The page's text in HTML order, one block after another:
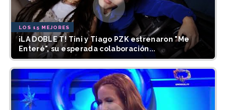
LOS 15 MEJORES
¡LA DOBLE T! Tini y Tiago PZK estrenaron "Me
Enteré", su esperada colaboración...